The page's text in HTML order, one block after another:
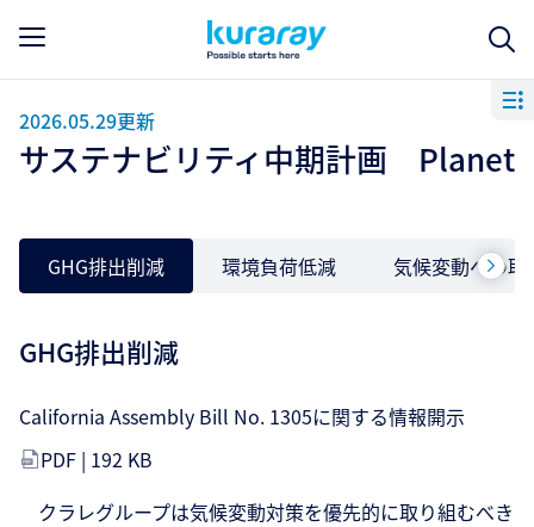
2026.05.29更新
サステナビリティ中期計画 Planet
GHG排出削減 環境負荷低減 気候変動への取
GHG排出削減
California Assembly Bill No. 1305に関する情報開示
PDF | 192 KB
クラレグループは気候変動対策を優先的に取り組むべき